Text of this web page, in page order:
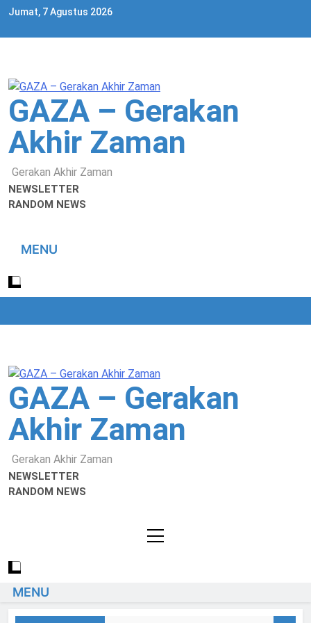
Skip
content
Jumat, 7 Agustus 2026
GAZA – Gerakan
Akhir Zaman
Gerakan Akhir Zaman
NEWSLETTER
RANDOM NEWS
MENU
GAZA – Gerakan
Akhir Zaman
Gerakan Akhir Zaman
NEWSLETTER
RANDOM NEWS
MENU